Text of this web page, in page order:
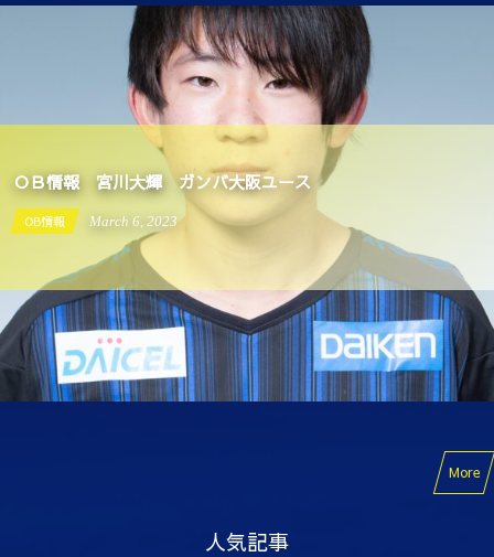
ＯＢ情報 宮川大輝 ガンバ大阪ユース
OB情報 March 6 2023
More
人気記事